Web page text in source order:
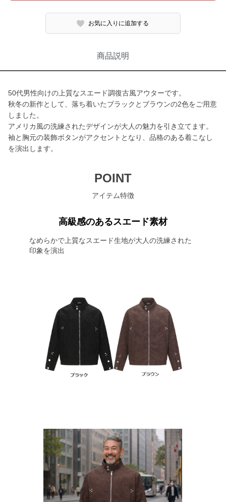
お気に入りに追加する
商品説明
50代男性向けの上質なスエード調復古風アウターです。
秋冬の新作として、落ち着いたブラックとブラウンの2色をご用意
しました。
アメリカ風の洗練されたデザインが大人の魅力を引き立てます。
袖と胸元の装飾ボタンがアクセントとなり、品格のある着こなし
を演出します。
POINT
アイテム特徴
高級感のあるスエード素材
なめらかで上質なスエード生地が大人の洗練された
印象を演出